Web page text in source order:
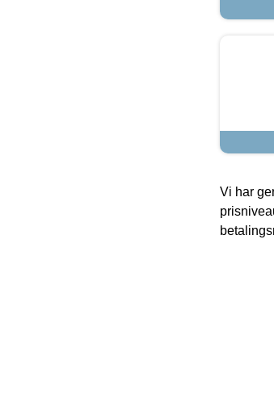
Vi har